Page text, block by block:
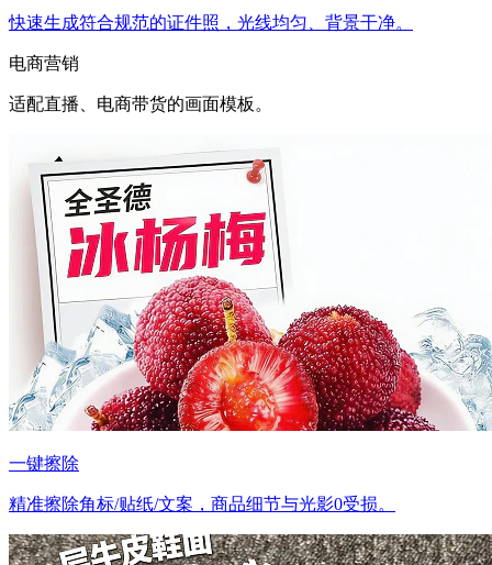
快速生成符合规范的证件照，光线均匀、背景干净。
电商营销
适配直播、电商带货的画面模板。
一键擦除
精准擦除角标/贴纸/文案，商品细节与光影0受损。